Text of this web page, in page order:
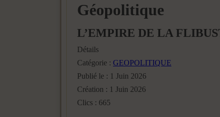
Géopolitique
L’EMPIRE DE LA
Détails
Catégorie : GEOPOLITIQUE
Publié le : 1 Juin 2026
Création : 1 Juin 2026
Clics : 665